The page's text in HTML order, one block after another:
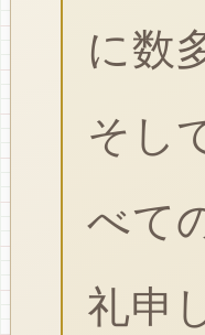
に数
そし
べて
礼申